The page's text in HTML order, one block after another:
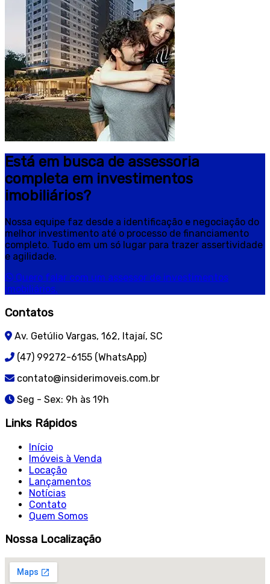
Está em busca de assessoria
completa em investimentos
imobiliários?
Nossa equipe faz desde a identificação e negociação do
melhor investimento até o processo de financiamento
completo. Tudo em um só lugar para trazer assertividade
e agilidade.
Quero falar com um assessor de investimentos
imobiliários.
Contatos
Av. Getúlio Vargas, 162, Itajaí, SC
(47) 99272-6155 (WhatsApp)
contato@insiderimoveis.com.br
Seg - Sex: 9h às 19h
Links Rápidos
Início
Imóveis à Venda
Locação
Lançamentos
Notícias
Contato
Quem Somos
Nossa Localização